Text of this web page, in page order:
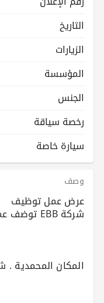
التاريخ
الزيارات
المؤسسة
الجنس
رخصة سياقة
سيارة خاصة
وصف